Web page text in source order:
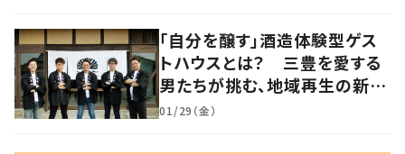
「自分を醸す」酒造体験型ゲス
トハウスとは？ 三豊を愛する
男たちが挑む、地域再生の新し
いかたち【暮らすように滞在し
01/29（金）